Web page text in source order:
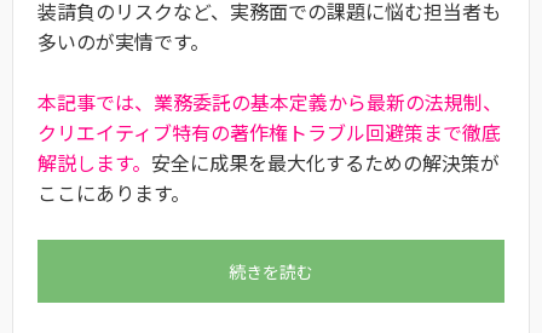
装請負のリスクなど、実務面での課題に悩む担当者も
多いのが実情です。
本記事では、業務委託の基本定義から最新の法規制、
クリエイティブ特有の著作権トラブル回避策まで徹底
解説します。 安全に成果を最大化するための解決策が
ここにあります。
続きを読む